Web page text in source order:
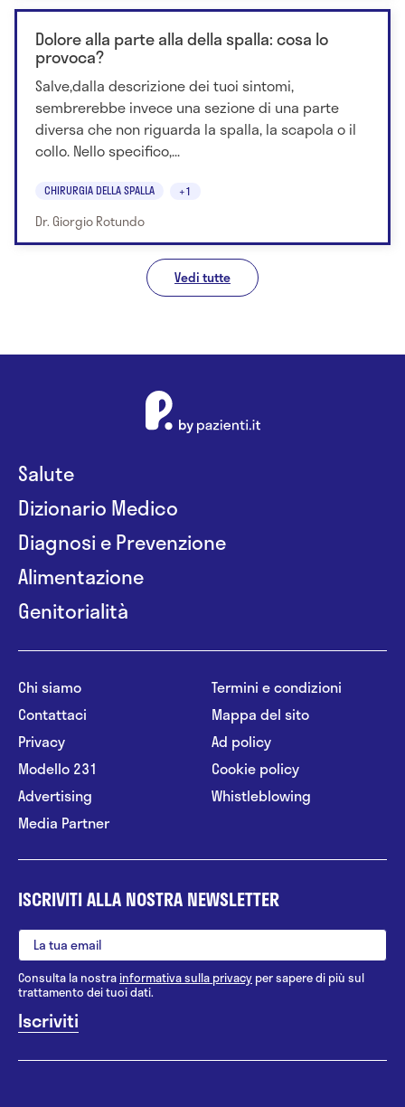
Dolore alla parte alla della spalla: cosa lo
provoca?
Salve,dalla descrizione dei tuoi sintomi,
sembrerebbe invece una sezione di una parte
diversa che non riguarda la spalla, la scapola o il
collo. Nello specifico,...
CHIRURGIA DELLA SPALLA +1
Dr. Giorgio Rotundo
Vedi tutte
Salute
Dizionario Medico
Diagnosi e Prevenzione
Alimentazione
Genitorialità
Chi siamo
Contattaci
Privacy
Modello 231
Advertising
Media Partner
Termini e condizioni
Mappa del sito
Ad policy
Cookie policy
Whistleblowing
ISCRIVITI ALLA NOSTRA NEWSLETTER
Consulta la nostrainformativa sulla privacy per sapere di più sul
trattamento dei tuoi dati.